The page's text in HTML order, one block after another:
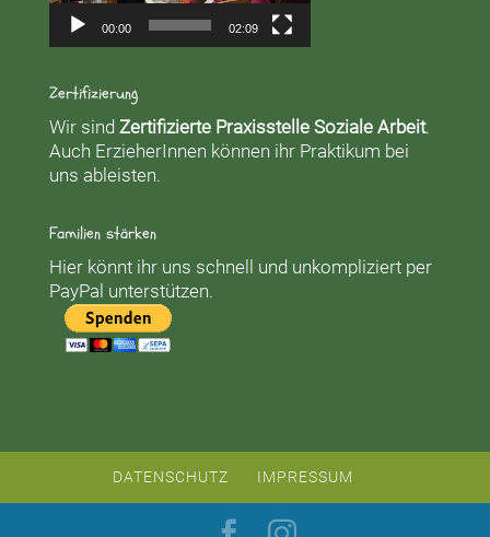
00:00 02:09
Zertifizierung
Wir sind Zertifizierte Praxisstelle Soziale Arbeit.
Auch ErzieherInnen können ihr Praktikum bei
uns ableisten.
Familien stärken
Hier könnt ihr uns schnell und unkompliziert per
PayPal unterstützen.
DATENSCHUTZ IMPRESSUM